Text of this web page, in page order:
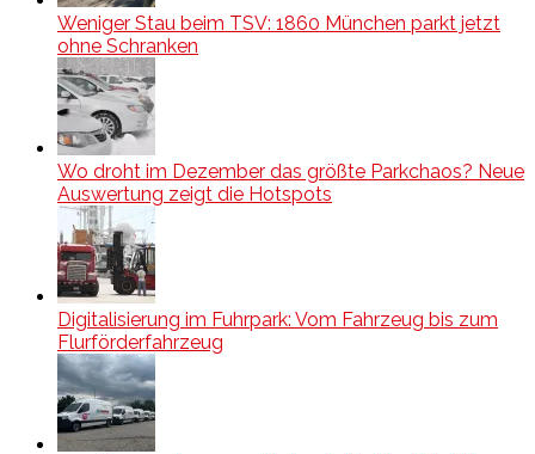
Weniger Stau beim TSV: 1860 München parkt jetzt
ohne Schranken
Wo droht im Dezember das größte Parkchaos? Neue
Auswertung zeigt die Hotspots
Digitalisierung im Fuhrpark: Vom Fahrzeug bis zum
Flurförderfahrzeug